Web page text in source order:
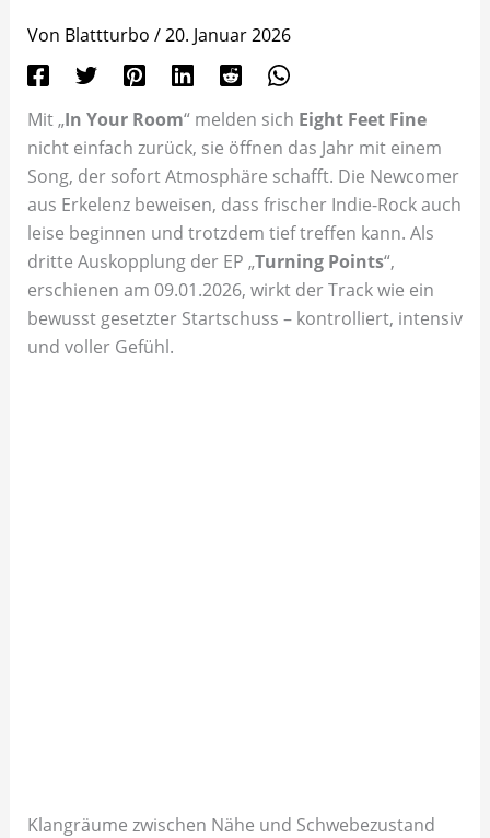
Von Blattturbo /20. Januar 2026
Mit „In Your Room“ melden sich Eight Feet Fine
nicht einfach zurück, sie öffnen das Jahr mit einem
Song, der sofort Atmosphäre schafft. Die Newcomer
aus Erkelenz beweisen, dass frischer Indie-Rock auch
leise beginnen und trotzdem tief treffen kann. Als
dritte Auskopplung der EP „Turning Points“,
erschienen am 09.01.2026, wirkt der Track wie ein
bewusst gesetzter Startschuss – kontrolliert, intensiv
und voller Gefühl.
Klangräume zwischen Nähe und Schwebezustand